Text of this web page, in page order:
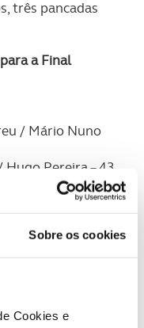
Sobre os cookies
Cookies e
três pancadas
a Final
/ Mário Nuno
Pereira – 43
Santos / Pedro
Soeiro /